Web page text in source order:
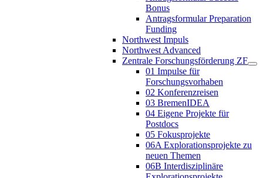
Bonus
Antragsformular Preparation
Funding
Northwest Impuls
Northwest Advanced
Zentrale Forschungsförderung ZF
01 Impulse für
Forschungsvorhaben
02 Konferenzreisen
03 BremenIDEA
04 Eigene Projekte für
Postdocs
05 Fokusprojekte
06A Explorationsprojekte zu
neuen Themen
06B Interdisziplinäre